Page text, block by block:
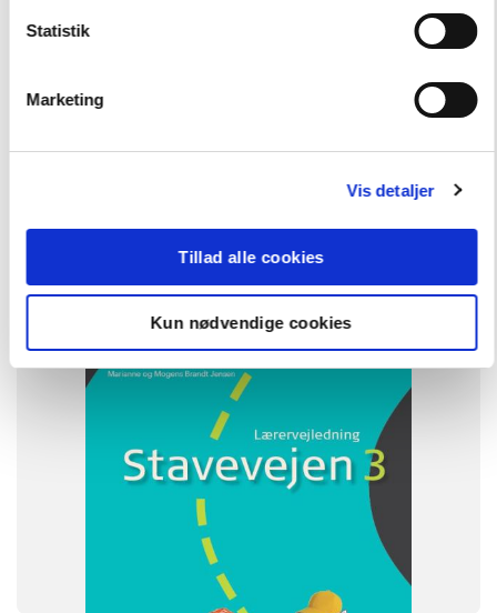
Statistik
Marketing
Vis detaljer
Tillad alle cookies
Kun nødvendige cookies
Dansk